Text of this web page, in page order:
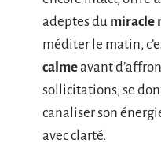
adeptes du miracle
méditer le matin,
calmeavant
sollicitations, se
canaliser son
avec clarté.